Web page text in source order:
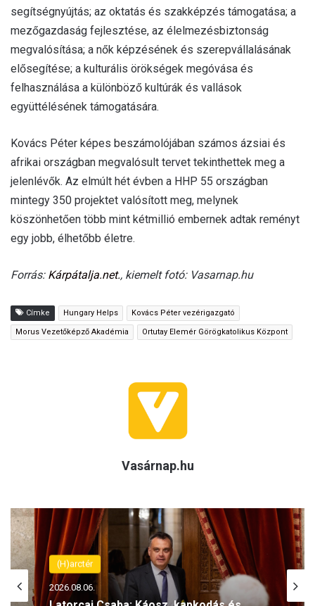
segítségnyújtás; az oktatás és szakképzés támogatása; a
mezőgazdaság fejlesztése, az élelmezésbiztonság
megvalósítása; a nők képzésének és szerepvállalásának
elősegítése; a kulturális örökségek megóvása és
felhasználása a különböző kultúrák és vallások
együttélésének támogatására.
Kovács Péter képes beszámolójában számos ázsiai és
afrikai országban megvalósult tervet tekinthettek meg a
jelenlévők. Az elmúlt hét évben a HHP 55 országban
mintegy 350 projektet valósított meg, melynek
köszönhetően több mint kétmillió embernek adtak reményt
egy jobb, élhetőbb életre.
Forrás: Kárpátalja.net., kiemelt fotó: Vasarnap.hu
Címke Hungary Helps Kovács Péter vezérigazgató
Morus Vezetőképző Akadémia Ortutay Elemér Görögkatolikus Központ
Vasárnap.hu
(H)arctér
2026.08.06.